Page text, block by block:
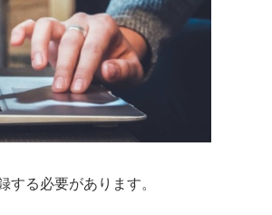
る必要があります。